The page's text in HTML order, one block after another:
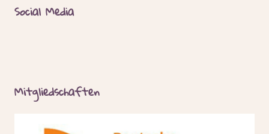
Social Media
Mitgliedschaften